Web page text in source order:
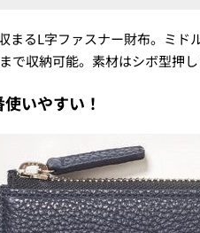
まるL字ファスナー財布。ミド
で収納可能。素材はシボ型押
いやすい！